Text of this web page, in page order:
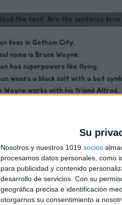
Su
Nosotros y nuestros 1019 socios
procesamos datos personales, como
para publicidad y contenido
desarrollo de servicios. Con su
geográfica precisa e identificación
otorgarnos su consentimiento a